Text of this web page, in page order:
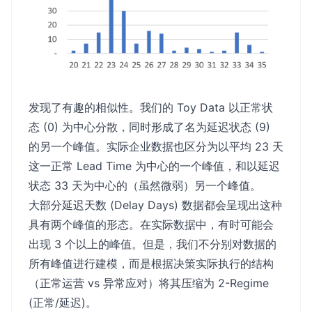
发现了有趣的相似性。我们的 Toy Data 以正常状
态 (0) 为中心分散，同时形成了名为延迟状态 (9)
的另一个峰值。实际企业数据也区分为以平均 23 天
这一正常 Lead Time 为中心的一个峰值，和以延迟
状态 33 天为中心的（虽然微弱）另一个峰值。
大部分延迟天数 (Delay Days) 数据都会呈现出这种
具有两个峰值的形态。在实际数据中，有时可能会
出现 3 个以上的峰值。但是，我们不分别对数据的
所有峰值进行建模，而是根据决策实际执行的结构
（正常运营 vs 异常应对）将其压缩为 2-Regime
(正常/延迟)。